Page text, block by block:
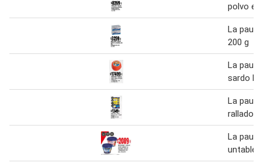
polvo
La
200 g
La
sardo
La
rallado
La
untable